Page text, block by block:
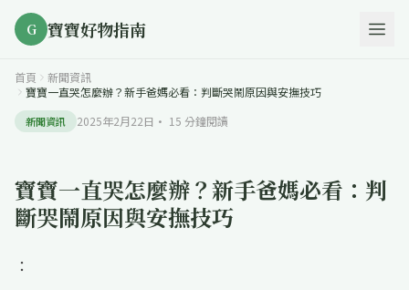
G 寶寶好物指南
首頁
新聞資訊
寶寶一直哭怎麼辦？新手爸媽必看：判斷哭鬧原因與安撫技巧
新聞資訊 2025年2月22日 · 15 分鐘閱讀
寶寶一直哭怎麼辦？新手爸媽必看：判
斷哭鬧原因與安撫技巧
：